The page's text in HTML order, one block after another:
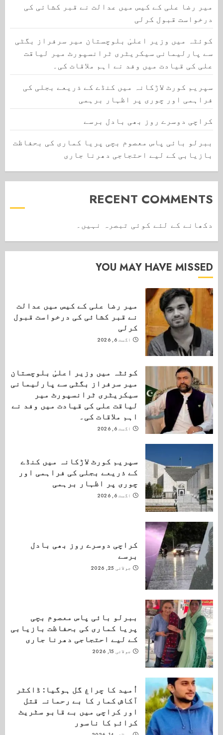
میر رضا علی کے کیس میں عدالت نے قبر کشائی کی
درخواست قبول کرلی
کوئٹہ میں وزیر اعلیٰ بلوچستان میر سرفراز بگٹی
سے پارلیمانی سیکریٹری ٹرانسپورٹ میر لیاقت
علی کی قیادت میں وفد نے اہم ملاقات کی۔
سپریم کورٹ لاڑکانہ میں کنڈے کے ذریعے بجلی کی
فراہمی اور چوری پر اظہار برہمی
کراچی دوسرے روز بھی بادل برسے
ببرلو بائی پاس معصوم بچی پریا کماری کی بحفاظت
بازیابی کے لیے احتجاجی دھرنا جاری
RECENT COMMENTS
دکھانے کے لئے کوئی تبصرہ نہیں۔
YOU MAY HAVE MISSED
میر رضا علی کے کیس میں عدالت
نے قبر کشائی کی درخواست قبول
کرلی
اگست 6, 2026
کوئٹہ میں وزیر اعلیٰ بلوچستان
میر سرفراز بگٹی سے پارلیمانی
سیکریٹری ٹرانسپورٹ میر
لیاقت علی کی قیادت میں وفد نے
اہم ملاقات کی۔
اگست 6, 2026
سپریم کورٹ لاڑکانہ میں کنڈے
کے ذریعے بجلی کی فراہمی اور
چوری پر اظہار برہمی
اگست 6, 2026
کراچی دوسرے روز بھی بادل
برسے
جولائی 25, 2026
ببرلو بائی پاس معصوم بچی
پریا کماری کی بحفاظت بازیابی
کے لیے احتجاجی دھرنا جاری
جولائی 15, 2026
اُمید کا چراغ گل ہوگیا: ڈاکٹر
آکاش کمار کا بے رحمانہ قتل
اور کراچی میں بے قابو سٹریٹ
کرائم کا ناسور